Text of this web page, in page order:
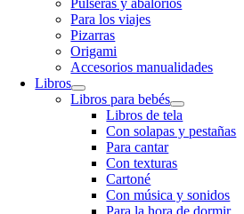
Pulseras y abalorios
Para los viajes
Pizarras
Origami
Accesorios manualidades
Libros
Libros para bebés
Libros de tela
Con solapas y pestañas
Para cantar
Con texturas
Cartoné
Con música y sonidos
Para la hora de dormir